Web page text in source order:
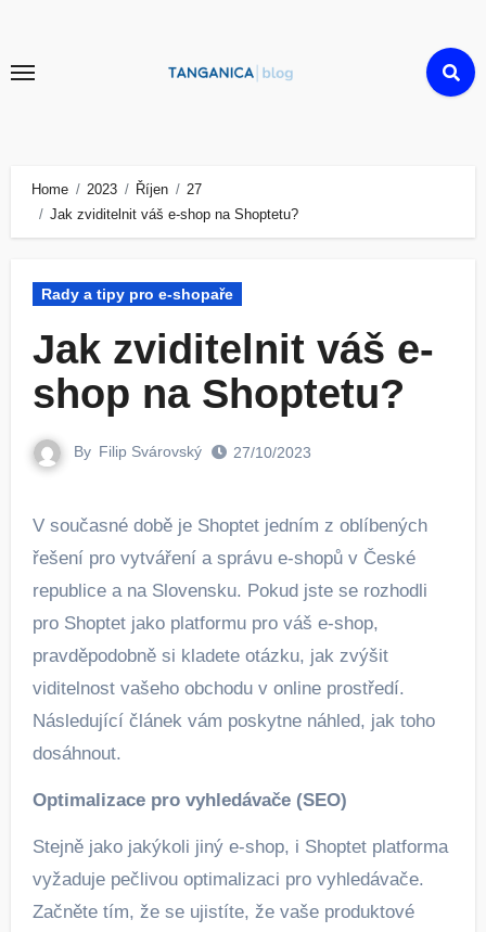
content
Home 2023 Říjen
27
Jak zviditelnit váš e-shop na Shoptetu?
Rady a tipy pro e-shopaře
Jak zviditelnit váš e-
shop na Shoptetu?
By Filip Svárovský 27/10/2023
V současné době je Shoptet jedním z oblíbených
řešení pro vytváření a správu e-shopů v České
republice a na Slovensku. Pokud jste se rozhodli
pro Shoptet jako platformu pro váš e-shop,
pravděpodobně si kladete otázku, jak zvýšit
viditelnost vašeho obchodu v online prostředí.
Následující článek vám poskytne náhled, jak toho
dosáhnout.
Optimalizace pro vyhledávače (SEO)
Stejně jako jakýkoli jiný e-shop, i Shoptet platforma
vyžaduje pečlivou optimalizaci pro vyhledávače.
Začněte tím, že se ujistíte, že vaše produktové